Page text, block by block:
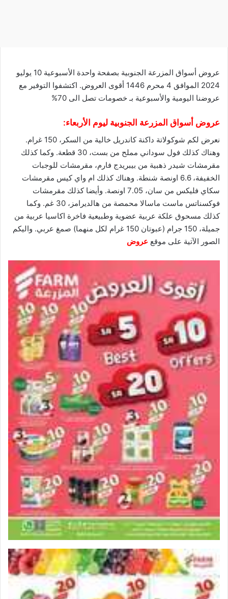
عروض أسواق المزرعة الجنوبية بصفحة واحدة الأسبوعية 10 يوليو
2024 الموافق 4 محرم 1446 أقوى العروض. اكتشفوا التوفير مع
عروضنا اليومية والأسبوعية بـ خصومات تصل الى 70%
عروض أسواق المزرعة الجنوبية ليوم الأربعاء:
نعرض لكم شوكولاتة داكنة كاندريل خالية من السكر، 150 غرام.
وهناك كذلك فول سوداني مملح من بست، 30 قطعة. وكما كذلك
مقرمشات شيدر ذهبية من بيبريدج فارم، مقرمشات للوجبات
الخفيفة، 6.6 اونصة شنطة. وهناك كذلك ام واي كيس مقرمشات
سكاي فليكس من سان، 7.05 اونصة. وأيضا كذلك مقرمشات
فوكسناتس ماست ماسالا محمصة من هالديرامز، 30 غم. وكما
كذلك مسحوق علكة عربية عضوية وطبيعية فاخرة اكاسيا عربية من
جميلة، 150 جرام (عبوتان 150 غرام لكل منهما) صمغ عربي. واليكم
الصور الآتية على موقع عروض